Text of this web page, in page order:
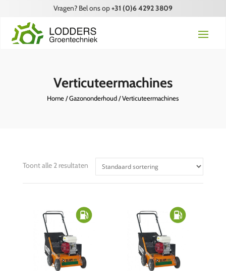
Vragen? Bel ons op+31 (0)6 4292 3809
Verticuteermachines
Home/Gazononderhoud/ Verticuteermachines
Toont alle 2 resultaten